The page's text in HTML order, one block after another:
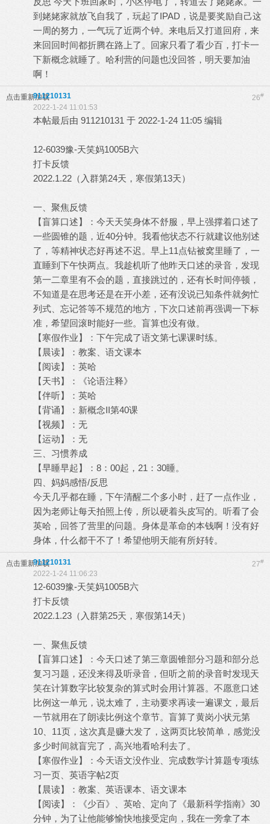
到姥姥家就放飞自我了，玩起了IPAD，说是要奖励自己这
一周的努力，一气玩了近两个钟。来电后又打道回府，来
来回回时间都折腾在路上了。回家只看了看少百，打卡一
下新概念就睡了。哈利营的问题也没回答，明天要加油
啊！
点击重新加载 26#
911210131
2022-1-24 11:01:53
本帖最后由 911210131 于 2022-1-24 11:05 编辑
12-6039豫-天笑妈1005B六
打卡反馈
2022.1.22（入群第24天，寒假第13天）
一、聚焦反馈
【盲算口述】：今天天笑身体不舒服，早上强撑着口述了
一些圆锥的题，近40分钟。我看他状态不行就建议他别述
了，等精神状态好再述不迟。早上11点钻被窝里睡了，一
直睡到下午快两点。我趁机听了他昨天口述的录音，发现
第一二章里有不会的题，直接跳过的，还有长时间停顿，
不知道是在思考还是在开小差，还有没说已知条件就匆忙
列式、忘记答等不规范的地方，下次口述前再强调一下标
准，希望回滚时能好一些。盲算也没有做。
【寒假作业】：下午完成了语文第七课课时练。
【晨读】：教案、语文课本
【阅读】：英哈
【天书】：《论语注释》
【伴听】：英哈
【背诵】：新概念II第40课
【视频】：无
【运动】：无
三、习惯养成
【早睡早起】：8：00起，21：30睡。
四、妈妈感悟/反思
今天几乎都在睡，下午清醒二个多小时，赶了一点作业，
因为老师让每天拍照上传，所以硬着头皮写的。听看了会
英哈，回答了营里的问题。身体是革命的本钱啊！没有好
身体，什么都干不了！希望他明天能有所好转。
点击重新加载 27#
911210131
2022-1-24 11:06:23
12-6039豫-天笑妈1005B六
打卡反馈
2022.1.23（入群第25天，寒假第14天）
一、聚焦反馈
【盲算口述】：今天口述了第三章圆锥部分习题和部分总
复习习题，还没来得及听录音，但听之前的录音时发现天
笑在计算数字比较复杂的算式时会用计算器。不愿意口述
比例这一单元，说太难了，主动要求再读一遍课文，最后
一节就用在了朗读比例这个章节。盲算了黄岗小状元第
10、11页，这次真是赚大发了，这两页比较简单，感觉没
多少时间就盲完了，高兴地看哈利去了。
【寒假作业】：今天语文没作业、完成数学计算题专项练
习一页、英语字帖2页
【晨读】：教案、英语课本、语文课本
【阅读】：《少百》、英哈、定向了《最新科学指南》30
分钟，为了让他能够愉快地接受定向，我在一旁拿了本